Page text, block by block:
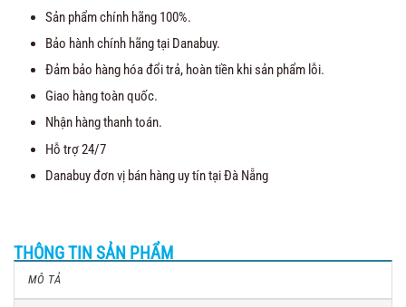
Sản phẩm chính hãng 100%.
Bảo hành chính hãng tại Danabuy.
Đảm bảo hàng hóa đổi trả, hoàn tiền khi sản phẩm lỗi.
Giao hàng toàn quốc.
Nhận hàng thanh toán.
Hỗ trợ 24/7
Danabuy đơn vị bán hàng uy tín tại Đà Nẵng
THÔNG TIN SẢN PHẨM
MÔ TẢ